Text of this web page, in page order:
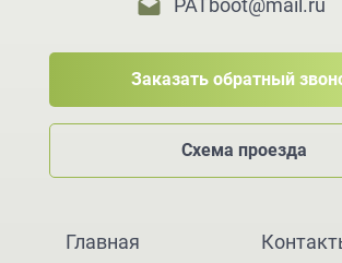
Заказать обратный
Схема проезда
Главная